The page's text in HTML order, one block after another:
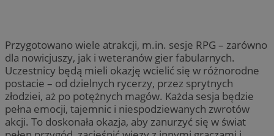
Przygotowano wiele atrakcji, m.in. sesje RPG – zarówno
dla nowicjuszy, jak i weteranów gier fabularnych.
Uczestnicy będą mieli okazję wcielić się w różnorodne
postacie – od dzielnych rycerzy, przez sprytnych
złodziei, aż po potężnych magów. Każda sesja będzie
pełna emocji, tajemnic i niespodziewanych zwrotów
akcji. To doskonała okazja, aby zanurzyć się w świat